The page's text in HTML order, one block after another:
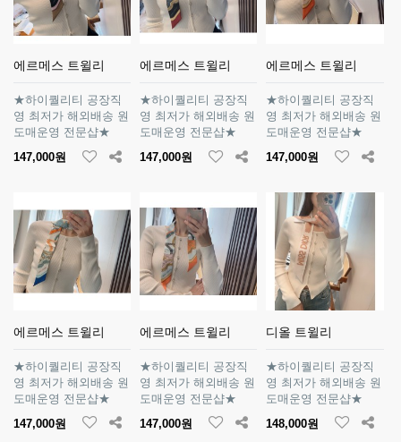
에르메스 트윌리
★하이퀄리티 공장직
영 최저가 해외배송 원
도매운영 전문샵★
147,000원
에르메스 트윌리
★하이퀄리티 공장직
영 최저가 해외배송 원
도매운영 전문샵★
147,000원
에르메스 트윌리
★하이퀄리티 공장직
영 최저가 해외배송 원
도매운영 전문샵★
147,000원
에르메스 트윌리
★하이퀄리티 공장직
영 최저가 해외배송 원
도매운영 전문샵★
147,000원
에르메스 트윌리
★하이퀄리티 공장직
영 최저가 해외배송 원
도매운영 전문샵★
147,000원
디올 트윌리
★하이퀄리티 공장직
영 최저가 해외배송 원
도매운영 전문샵★
148,000원